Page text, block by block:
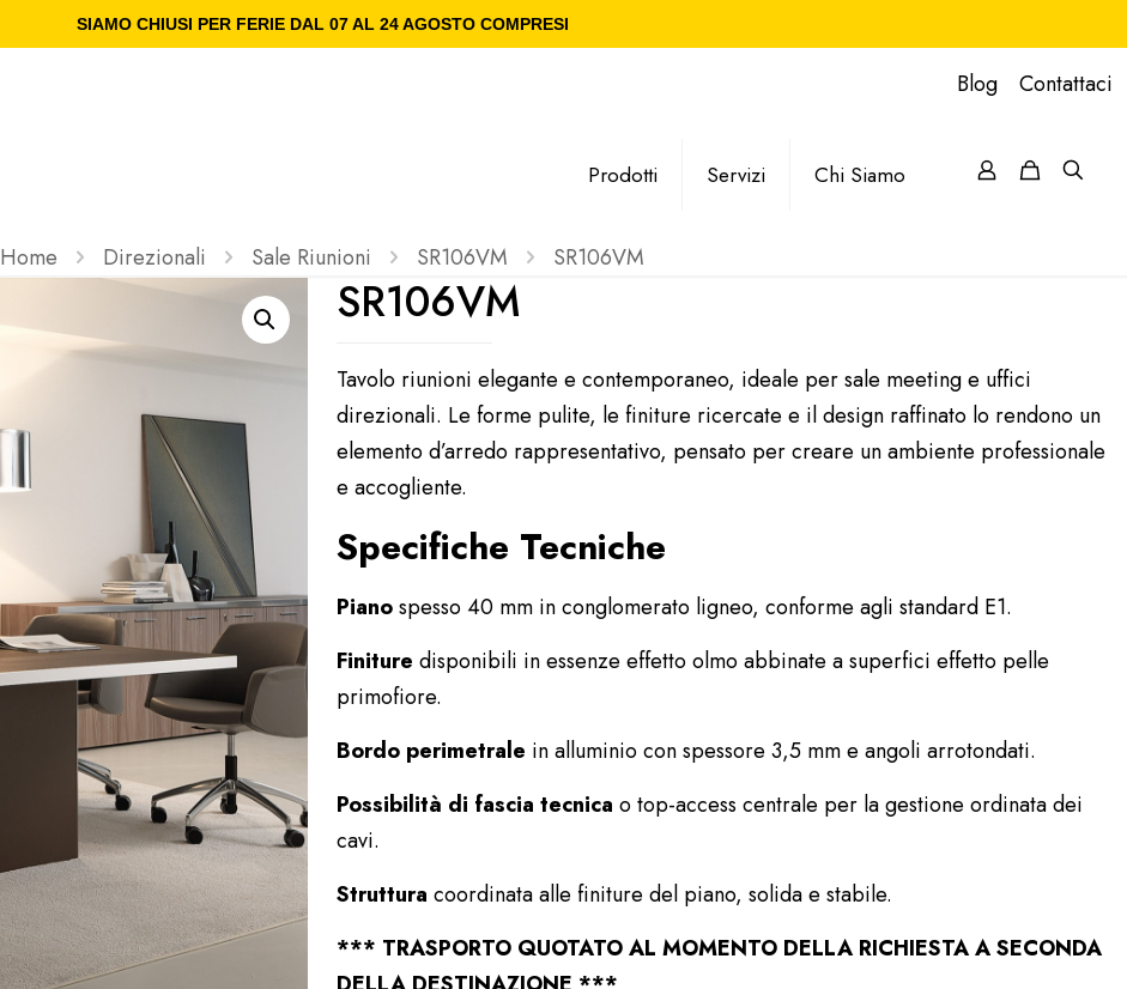
SIAMO CHIUSI PER FERIE DAL 07 AL 24 AGOSTO COMPRESI
Blog Contattaci
Prodotti Servizi Chi Siamo
Home Direzionali Sale Riunioni SR106VM SR106VM
SR106VM
Tavolo riunioni elegante e contemporaneo, ideale per sale meeting e uffici
direzionali. Le forme pulite, le finiture ricercate e il design raffinato lo rendono un
elemento d’arredo rappresentativo, pensato per creare un ambiente professionale
e accogliente.
Specifiche Tecniche
Pianospesso 40 mm in conglomerato ligneo, conforme agli standard E1.
Finiture disponibili in essenze effetto olmo abbinate a superfici effetto pelle
primofiore.
Bordo perimetrale in alluminio con spessore 3,5 mm e angoli arrotondati.
Possibilità di fascia tecnica o top-access centrale per la gestione ordinata dei
cavi.
Struttura coordinata alle finiture del piano, solida e stabile.
*** TRASPORTO QUOTATO AL MOMENTO DELLA RICHIESTA A SECONDA